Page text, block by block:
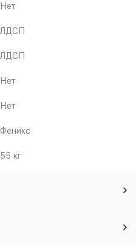
Нет
ЛДСП
ЛДСП
Нет
Нет
Феникс
55 кг